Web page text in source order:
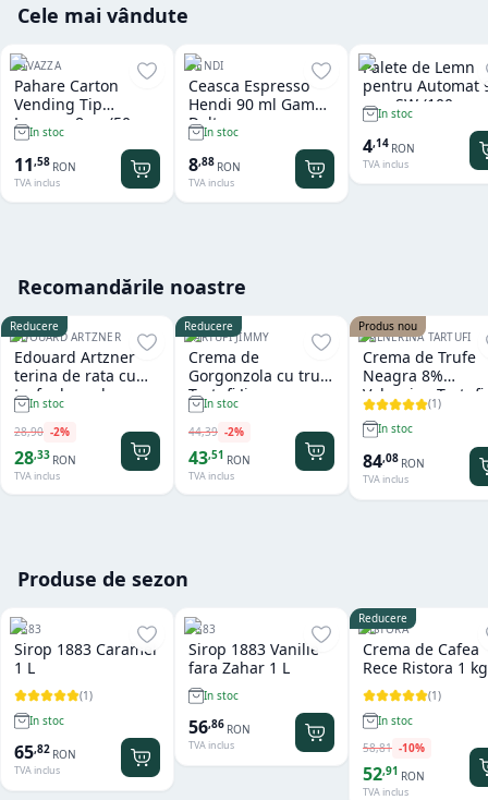
Cele mai vândute
LAVAZZA
Pahare Carton
Vending Tip
Lavazza 8 oz (50
buc/set) - vanzare
la bax
In stoc
11,58 RON
TVA inclus
HENDI
Ceasca Espresso
Hendi 90 ml Gama
DeltaIn stoc
8,88 RON
TVA inclus
Palete de Lemn
pentru Automat
mm SW (100
buc/set)
In stoc
4,14 RON
TVA inclus
Recomandările noastre
Reducere
EDOUARD ARTZNER
Edouard Artzner
terina de rata cu
trufe de padure
100g
In stoc
28,90 -2%
28,33 RON
TVA inclus
Reducere
TARTUFI JIMMY
Crema de
Gorgonzola cu trufe
Tartufi Jimmy
In stoc
44,39 -2%
43,51 RON
TVA inclus
Produs nou
VALNERINA TARTUFI
Crema de Trufe
Neagra 8%
Valnerina Tartufi
500 gr
(1)
In stoc
84,08 RON
TVA inclus
Produse de sezon
1883
Sirop 1883 Caramel
1 L
(1)
In stoc
65,82 RON
TVA inclus
1883
Sirop 1883 Vanilie
fara Zahar 1 L
In stoc
56,86 RON
TVA inclus
Reducere
RISTORA
Crema de Cafea
Rece Ristora 1 kg
(1)
In stoc
58,81 -10%
52,91 RON
TVA inclus